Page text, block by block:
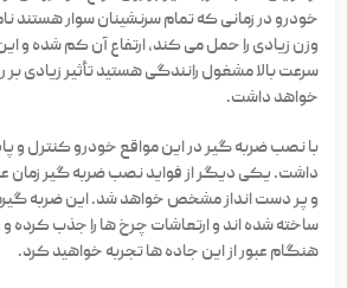
خودرو در زمانی که تمام سرنشینان سوار هستند
وزن زیادی را حمل می کند، ارتفاع آن کم شده و
سرعت بالا مشغول رانندگی هستید تأثیر زیادی بر
خواهد داشت.
با نصب ضربه گیر در این مواقع خودرو کنترل و
داشت. یکی دیگر از فواید نصب ضربه گیر زمان
و پر دست انداز مشخص خواهد شد. این ضربه گیرها
ساخته شده اند و ارتعاشات چرخ ها را جذب کرده و
هنگام عبور از این جاده ها تجربه خواهید کرد.